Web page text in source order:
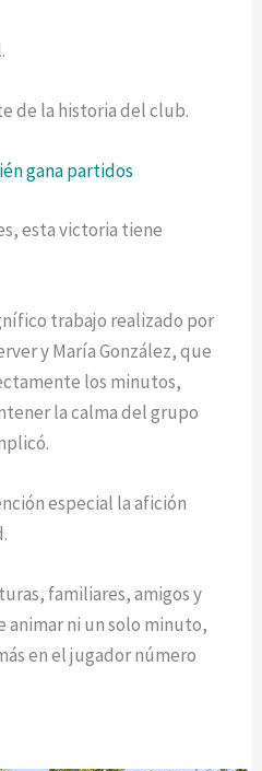
de la historia del club.
gana partidos
esta victoria tiene
trabajo realizado por
y María González, que
los minutos,
la calma del grupo
especial la afición
familiares, amigos y
animar ni un solo minuto,
en el jugador número